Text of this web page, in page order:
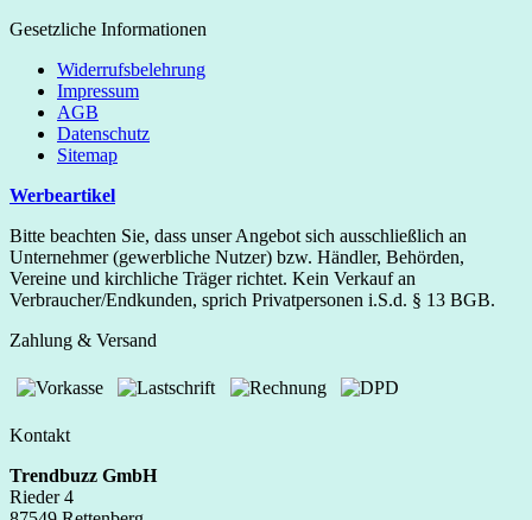
Gesetzliche Informationen
Widerrufsbelehrung
Impressum
AGB
Datenschutz
Sitemap
Werbeartikel
Bitte beachten Sie, dass unser Angebot sich ausschließlich an
Unternehmer (gewerbliche Nutzer) bzw. Händler, Behörden,
Vereine und kirchliche Träger richtet. Kein Verkauf an
Verbraucher/Endkunden, sprich Privatpersonen i.S.d. § 13 BGB.
Zahlung & Versand
Kontakt
Trendbuzz GmbH
Rieder 4